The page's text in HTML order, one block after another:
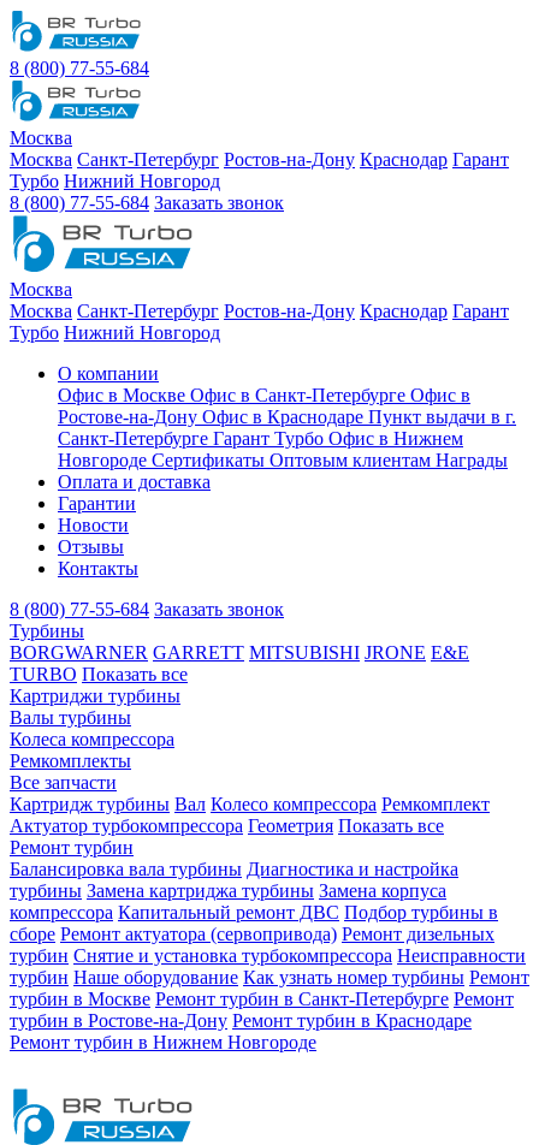
8 (800) 77-55-684
Москва
Москва Санкт-Петербург Ростов-на-Дону Краснодар Гарант
Турбо Нижний Новгород
8 (800) 77-55-684 Заказать звонок
Москва
Москва Санкт-Петербург Ростов-на-Дону Краснодар Гарант
Турбо Нижний Новгород
О компании
Офис в Москве Офис в Санкт-Петербурге Офис в
Ростове-на-Дону Офис в Краснодаре Пункт выдачи в г.
Санкт-Петербурге Гарант Турбо Офис в Нижнем
Новгороде Сертификаты Оптовым клиентам Награды
Оплата и доставка
Гарантии
Новости
Отзывы
Контакты
8 (800) 77-55-684 Заказать звонок
Турбины
BORGWARNER GARRETT MITSUBISHI JRONE E&E
TURBO Показать все
Картриджи турбины
Валы турбины
Колеса компрессора
Ремкомплекты
Все запчасти
Картридж турбины Вал Колесо компрессора Ремкомплект
Актуатор турбокомпрессора Геометрия Показать все
Ремонт турбин
Балансировка вала турбины Диагностика и настройка
турбины Замена картриджа турбины Замена корпуса
компрессора Капитальный ремонт ДВС Подбор турбины в
сборе Ремонт актуатора (сервопривода) Ремонт дизельных
турбин Снятие и установка турбокомпрессора Неисправности
турбин Наше оборудование Как узнать номер турбины Ремонт
турбин в Москве Ремонт турбин в Санкт-Петербурге Ремонт
турбин в Ростове-на-Дону Ремонт турбин в Краснодаре
Ремонт турбин в Нижнем Новгороде